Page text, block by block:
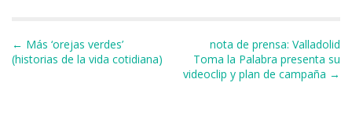
b
o
k
y
s
m
ti
r
Navegación de entradas
← Más ‘orejas verdes’
(historias de la vida cotidiana)
nota de prensa: Valladolid
Toma la Palabra presenta su
videoclip y plan de campaña →